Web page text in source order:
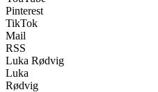
Pinterest
TikTok
Mail
RSS
Luka Rødvig
Luka
Rødvig